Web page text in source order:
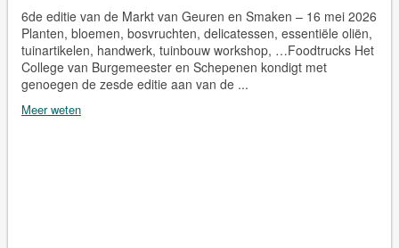
6de editie van de Markt van Geuren en Smaken – 16 mei 2026
Planten, bloemen, bosvruchten, delicatessen, essentiële oliën,
tuinartikelen, handwerk, tuinbouw workshop, …Foodtrucks Het
College van Burgemeester en Schepenen kondigt met
genoegen de zesde editie aan van de ...
Meer weten